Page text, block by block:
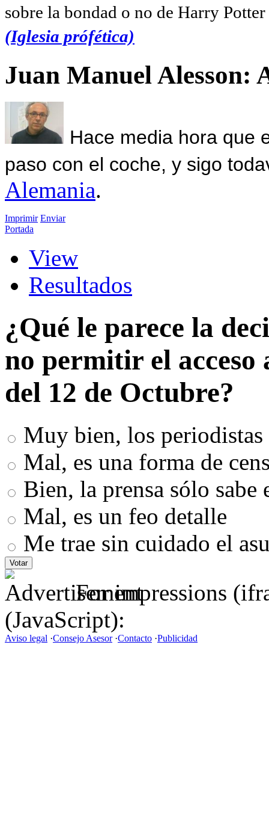
sobre la bondad o no de Harry
(Iglesia prófética)
Juan Manuel Alesson:
Hace media hora que
paso con el coche, y sigo
Alemania.
Imprimir Enviar
Portada
View
Resultados
¿Qué le parece la
no permitir el acceso
del 12 de Octubre?
Muy bien, los
Mal, es una forma de
Bien, la prensa sólo sabe
Mal, es un feo detalle
Me trae sin cuidado el
For impressions
(JavaScript):
Aviso legal ·Consejo Asesor·Contacto ·Publicidad